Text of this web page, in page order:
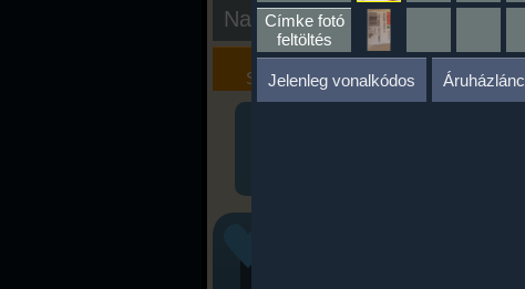
Nap kiértékelése
Kalória
Szimulátor
Szöveges
Értékelés
Címke fotó
feltöltés
Jelenleg vonalkódos Áruházlánc